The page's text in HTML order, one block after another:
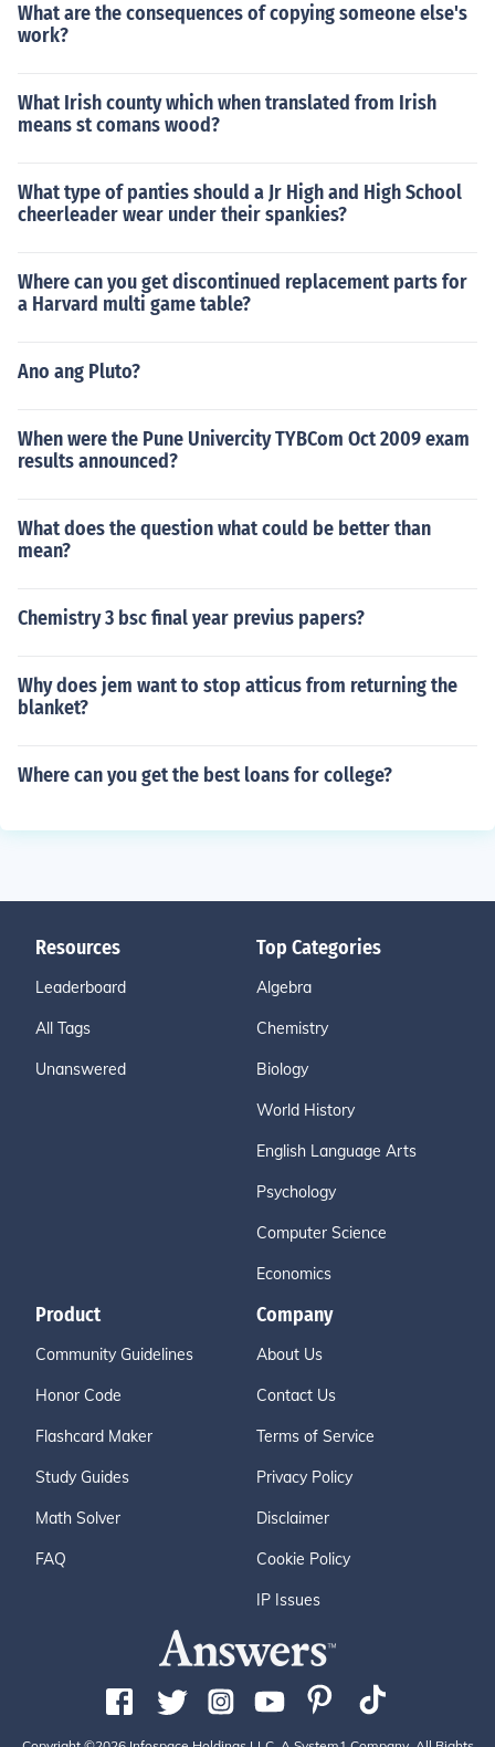
What are the consequences of copying someone else's
work?
What Irish county which when translated from Irish
means st comans wood?
What type of panties should a Jr High and High School
cheerleader wear under their spankies?
Where can you get discontinued replacement parts for
a Harvard multi game table?
Ano ang Pluto?
When were the Pune Univercity TYBCom Oct 2009 exam
results announced?
What does the question what could be better than
mean?
Chemistry 3 bsc final year previus papers?
Why does jem want to stop atticus from returning the
blanket?
Where can you get the best loans for college?
Resources
Leaderboard
All Tags
Unanswered
Top Categories
Algebra
Chemistry
Biology
World History
English Language Arts
Psychology
Computer Science
Economics
Product
Community Guidelines
Honor Code
Flashcard Maker
Study Guides
Math Solver
FAQ
Company
About Us
Contact Us
Terms of Service
Privacy Policy
Disclaimer
Cookie Policy
IP Issues